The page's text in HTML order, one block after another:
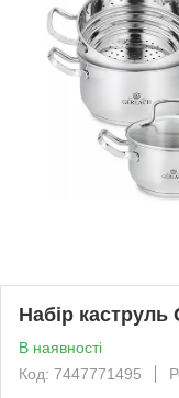
Набір каструль
В наявності
Код: 7447771495